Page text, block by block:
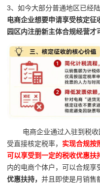
3、如今大部分普通地区已经
电商企业想要申请享受核定
园区内注册新主体合规经营才
电商企业通过入驻到税收
受直接核定税率， 实现合规按
可以享受到一定的税收优惠扶
内的电商个体户，可以合规享
优惠扶持， 并且即使是月销售